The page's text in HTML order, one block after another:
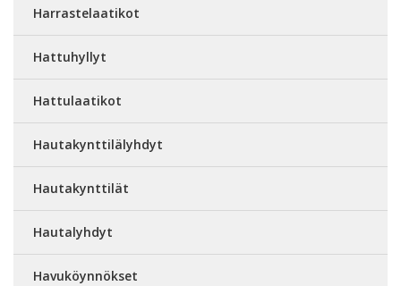
Harrastelaatikot
Hattuhyllyt
Hattulaatikot
Hautakynttilälyhdyt
Hautakynttilät
Hautalyhdyt
Havuköynnökset